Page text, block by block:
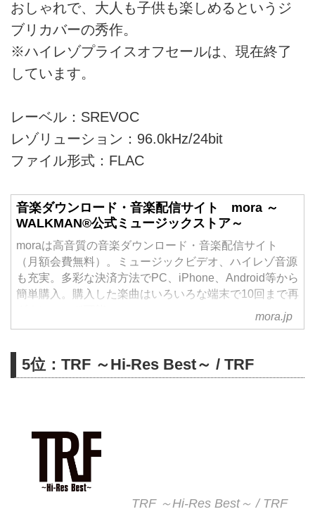
おしゃれで、大人も子供も楽しめるというジ
ブリカバーの秀作。
※ハイレゾプライスオフセールは、現在終了
しています。
レーベル：SREVOC
レゾリューション：96.0kHz/24bit
ファイル形式：FLAC
音楽ダウンロード・音楽配信サイト mora ～
WALKMAN®公式ミュージックストア～
moraは高音質の音楽ダウンロード・音楽配信サイト
（月額会費無料）。ミュージックビデオ、ハイレゾ音源
も充実。多彩な決済方法でPC、iPhone、Android等から
簡単購入。購入した楽曲はいろいろな端末で10回まで再
mora.jp
5位：TRF ～Hi-Res Best～ / TRF
TRF ～Hi-Res Best～ / TRF